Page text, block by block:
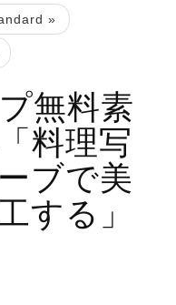
»
無料素
料理写
ブで美
する」